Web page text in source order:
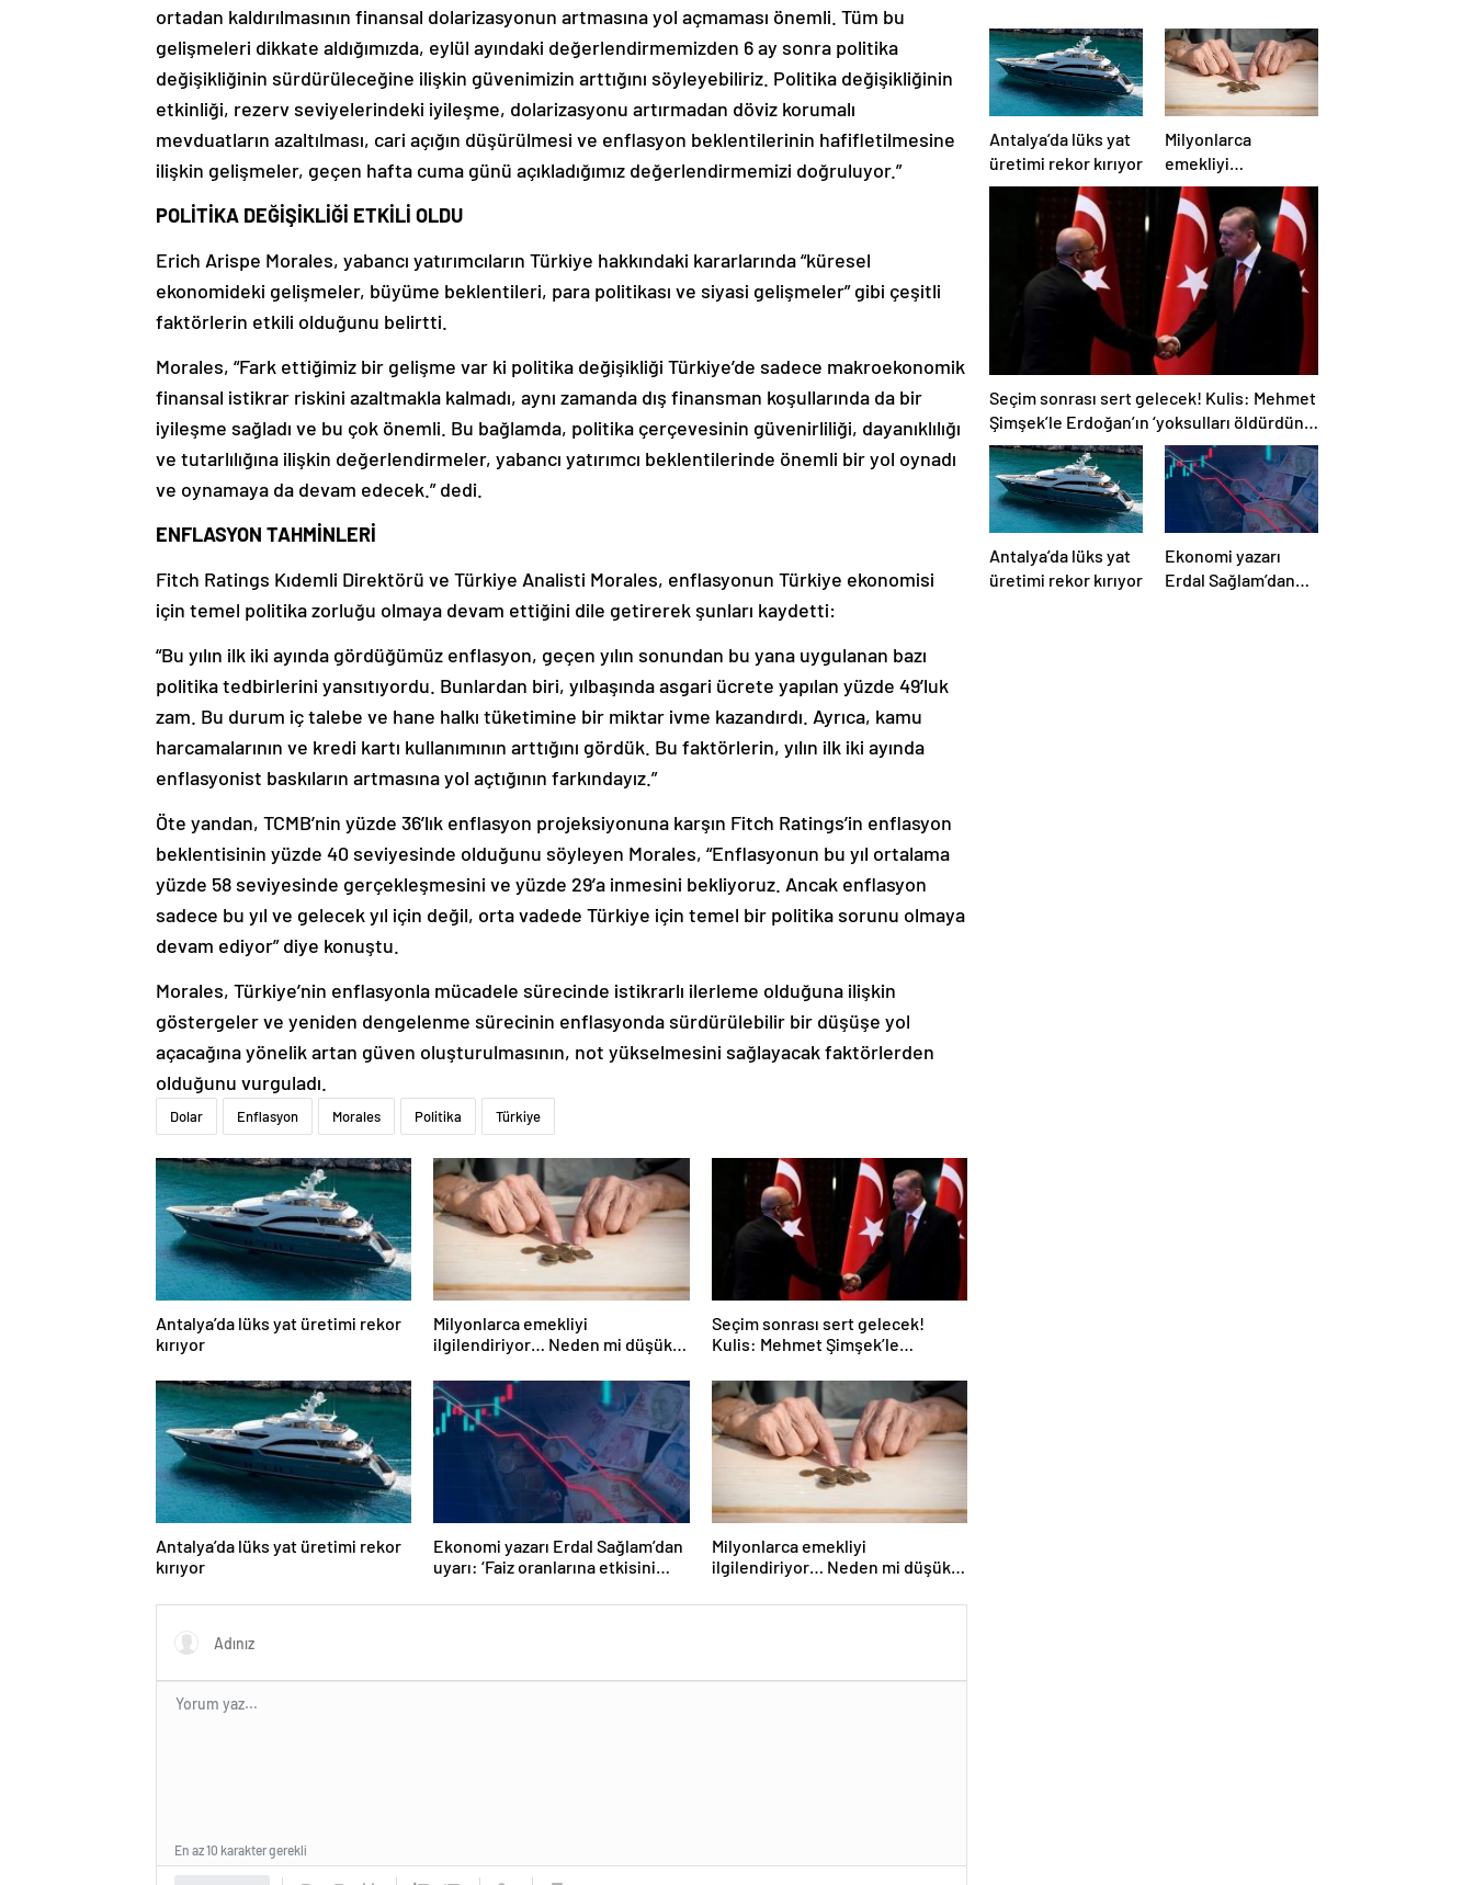
ortadan kaldırılmasının finansal dolarizasyonun artmasına yol açmaması önemli. Tüm bu
gelişmeleri dikkate aldığımızda, eylül ayındaki değerlendirmemizden 6 ay sonra politika
değişikliğinin sürdürüleceğine ilişkin güvenimizin arttığını söyleyebiliriz. Politika değişikliğinin
etkinliği, rezerv seviyelerindeki iyileşme, dolarizasyonu artırmadan döviz korumalı
mevduatların azaltılması, cari açığın düşürülmesi ve enflasyon beklentilerinin hafifletilmesine
ilişkin gelişmeler, geçen hafta cuma günü açıkladığımız değerlendirmemizi doğruluyor.”
POLİTİKA DEĞİŞİKLİĞİ ETKİLİ OLDU
Erich Arispe Morales, yabancı yatırımcıların Türkiye hakkındaki kararlarında “küresel
ekonomideki gelişmeler, büyüme beklentileri, para politikası ve siyasi gelişmeler” gibi çeşitli
faktörlerin etkili olduğunu belirtti.
Morales, “Fark ettiğimiz bir gelişme var ki politika değişikliği Türkiye’de sadece makroekonomik
finansal istikrar riskini azaltmakla kalmadı, aynı zamanda dış finansman koşullarında da bir
iyileşme sağladı ve bu çok önemli. Bu bağlamda, politika çerçevesinin güvenirliliği, dayanıklılığı
ve tutarlılığına ilişkin değerlendirmeler, yabancı yatırımcı beklentilerinde önemli bir yol oynadı
ve oynamaya da devam edecek.” dedi.
ENFLASYON TAHMİNLERİ
Fitch Ratings Kıdemli Direktörü ve Türkiye Analisti Morales, enflasyonun Türkiye ekonomisi
için temel politika zorluğu olmaya devam ettiğini dile getirerek şunları kaydetti:
“Bu yılın ilk iki ayında gördüğümüz enflasyon, geçen yılın sonundan bu yana uygulanan bazı
politika tedbirlerini yansıtıyordu. Bunlardan biri, yılbaşında asgari ücrete yapılan yüzde 49’luk
zam. Bu durum iç talebe ve hane halkı tüketimine bir miktar ivme kazandırdı. Ayrıca, kamu
harcamalarının ve kredi kartı kullanımının arttığını gördük. Bu faktörlerin, yılın ilk iki ayında
enflasyonist baskıların artmasına yol açtığının farkındayız.”
Öte yandan, TCMB’nin yüzde 36’lık enflasyon projeksiyonuna karşın Fitch Ratings’in enflasyon
beklentisinin yüzde 40 seviyesinde olduğunu söyleyen Morales, “Enflasyonun bu yıl ortalama
yüzde 58 seviyesinde gerçekleşmesini ve yüzde 29’a inmesini bekliyoruz. Ancak enflasyon
sadece bu yıl ve gelecek yıl için değil, orta vadede Türkiye için temel bir politika sorunu olmaya
devam ediyor” diye konuştu.
Morales, Türkiye’nin enflasyonla mücadele sürecinde istikrarlı ilerleme olduğuna ilişkin
göstergeler ve yeniden dengelenme sürecinin enflasyonda sürdürülebilir bir düşüşe yol
açacağına yönelik artan güven oluşturulmasının, not yükselmesini sağlayacak faktörlerden
olduğunu vurguladı.
Dolar Enflasyon Morales Politika Türkiye
Antalya’da lüks yat üretimi rekor
kırıyor
Milyonlarca emekliyi
ilgilendiriyor… Neden mi düşük
anlattı
Seçim sonrası sert gelecek!
Kulis: Mehmet Şimşek’le
tartışması
Antalya’da lüks yat üretimi rekor
kırıyor
Ekonomi yazarı Erdal Sağlam’dan
uyarı: ‘Faiz oranlarına etkisini
Milyonlarca emekliyi
ilgilendiriyor… Neden mi düşük
anlattı
En az 10 karakter gerekli
Antalya’da lüks yat
üretimi rekor kırıyor
Milyonlarca
emekliyi
ilgilendiriyor…
Neden mi düşük
maaş alıyorsunuz?
Uzmanlar anlattı
Seçim sonrası sert gelecek! Kulis: Mehmet
Şimşek’le Erdoğan’ın ‘yoksulları öldürdün’
tartışması
Antalya’da lüks yat
üretimi rekor kırıyor
Ekonomi yazarı
Erdal Sağlam’dan